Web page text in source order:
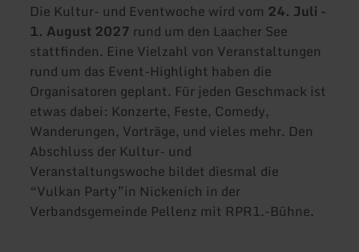
Die Kultur- und Eventwoche wird vom 24. Juli -
1. August 2027 rund um den Laacher See
stattfinden. Eine Vielzahl von Veranstaltungen
rund um das Event-Highlight haben die
Organisatoren geplant. Für jeden Geschmack ist
etwas dabei: Konzerte, Feste, Comedy,
Wanderungen, Vorträge, und vieles mehr. Den
Abschluss der Kultur- und
Veranstaltungswoche bildet diesmal die
“Vulkan Party”in Nickenich in der
Verbandsgemeinde Pellenz mit RPR1.-Bühne.